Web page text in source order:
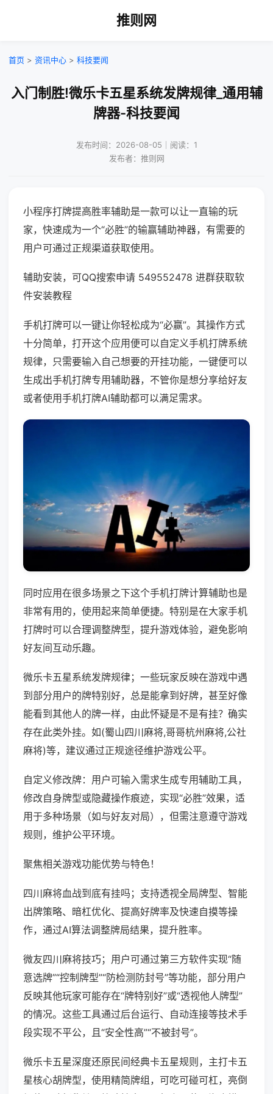
推则网
首页 > 资讯中心 > 科技要闻
入门制胜!微乐卡五星系统发牌规律_通用辅
牌器-科技要闻
发布时间：2026-08-05｜阅读：1
发布者：推则网
小程序打牌提高胜率辅助是一款可以让一直输的玩
家，快速成为一个“必胜”的输赢辅助神器，有需要的
用户可通过正规渠道获取使用。
辅助安装，可QQ搜索申请 549552478 进群获取软
件安装教程
手机打牌可以一键让你轻松成为“必赢”。其操作方式
十分简单，打开这个应用便可以自定义手机打牌系统
规律，只需要输入自己想要的开挂功能，一键便可以
生成出手机打牌专用辅助器，不管你是想分享给好友
或者使用手机打牌AI辅助都可以满足需求。
同时应用在很多场景之下这个手机打牌计算辅助也是
非常有用的，使用起来简单便捷。特别是在大家手机
打牌时可以合理调整牌型，提升游戏体验，避免影响
好友间互动乐趣。
微乐卡五星系统发牌规律；一些玩家反映在游戏中遇
到部分用户的牌特别好，总是能拿到好牌，甚至好像
能看到其他人的牌一样，由此怀疑是不是有挂？确实
存在此类外挂。如(蜀山四川麻将,哥哥杭州麻将,公社
麻将)等，建议通过正规途径维护游戏公平。
自定义修改牌：用户可输入需求生成专用辅助工具，
修改自身牌型或隐藏操作痕迹，实现“必胜”效果，适
用于多种场景（如与好友对局），但需注意遵守游戏
规则，维护公平环境。
聚焦相关游戏功能优势与特色！
四川麻将血战到底有挂吗；支持透视全局牌型、智能
出牌策略、暗杠优化、提高好牌率及快速自摸等操
作，通过AI算法调整牌局结果，提升胜率。
微友四川麻将技巧；用户可通过第三方软件实现“随
意选牌”“控制牌型”“防检测防封号”等功能，部分用户
反映其他玩家可能存在“牌特别好”或“透视他人牌型”
的情况。这些工具通过后台运行、自动连接等技术手
段实现不平公，且“安全性高”“不被封号”。
微乐卡五星深度还原民间经典卡五星规则，主打卡五
星核心胡牌型，使用精简牌组，可吃可碰可杠，亮倒